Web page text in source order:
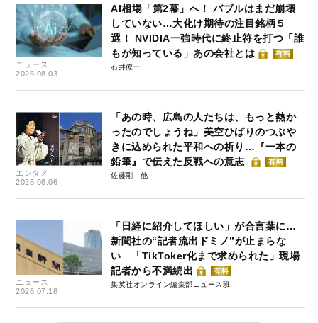
ニュース
2026.08.03
AI相場「第2幕」へ！ バブルはまだ崩壊
していない…大化け期待の注目銘柄５
選！ NVIDIA一強時代に終止符を打つ「誰
もが知っている」あの会社とは
有料
石井僚一
エンタメ
2025.08.06
「あの時、広島の人たちは、もっと熱か
ったのでしょうね」美空ひばりのつぶや
きに込められた平和への祈り…『一本の
鉛筆』で伝えた反戦への意志
有料
佐藤剛
ニュース
2026.07.18
「日経に紹介してほしい」が合言葉に…
新聞社の“記者流出ドミノ”が止まらな
い 「TikToker化まで求められた」現場
記者から不満続出
有料
集英社オンライン編集部ニュース班